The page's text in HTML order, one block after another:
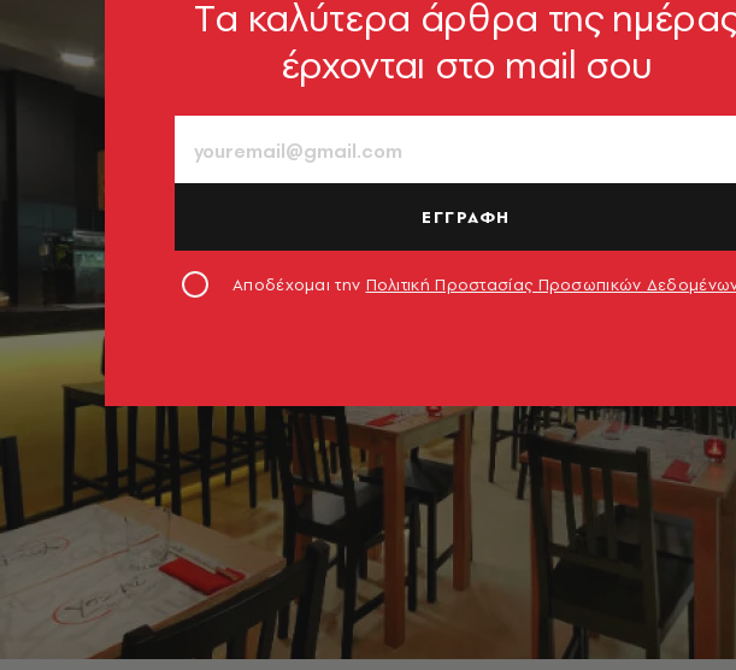
Tα καλύτερα άρθρα της
έρχονται στο mail σου
ΕΓΓΡΑΦΗ
Αποδέχομαι την Πολιτική Προστασίας Προσωπικών